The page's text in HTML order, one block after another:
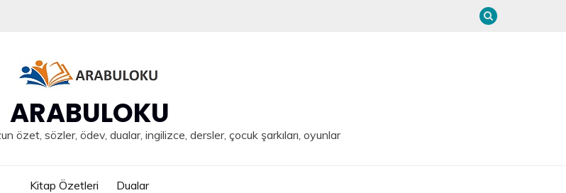
ARABULOKU
özet, sözler, ödev, dualar, ingilizce, dersler, çocuk şarkıları, oyunlar
Kitap Özetleri Dualar